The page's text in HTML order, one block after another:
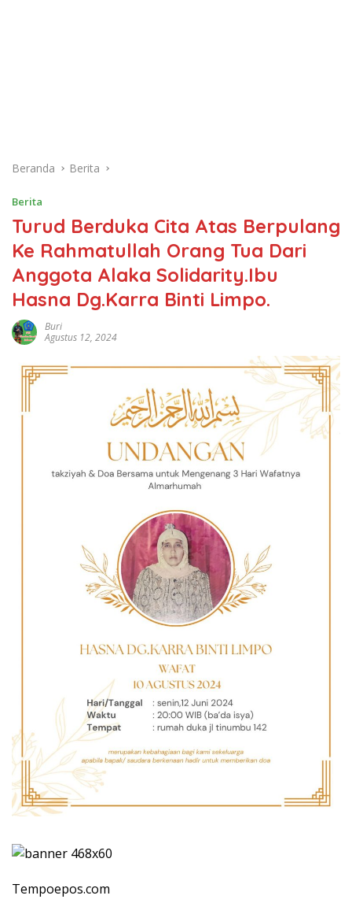
Beranda Berita
Berita
Turud Berduka Cita Atas Berpulang
Ke Rahmatullah Orang Tua Dari
Anggota Alaka Solidarity.Ibu
Hasna Dg.Karra Binti Limpo.
Buri
Agustus 12, 2024
Tempoepos.com